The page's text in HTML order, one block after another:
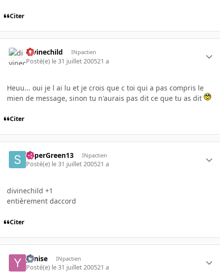
Citer
divinechild INpactien
Posté(e) le 31 juillet 200521 a
Heuu... oui je l ai lu et je crois que c toi qui a pas compris le
mien de message, sinon tu n'aurais pas dit ce que tu as dit
Citer
SuperGreen13 INpactien
Posté(e) le 31 juillet 200521 a
divinechild +1
entièrement daccord
Citer
yanise INpactien
Posté(e) le 31 juillet 200521 a